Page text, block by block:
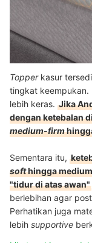
Topperkasur
tingkat keempukan.
lebih keras. Jika
dengan ketebalan
medium-firm
Sementara itu,
softhingga
"tidur di atas awan"
berlebihan agar
Perhatikan juga
lebih supportive